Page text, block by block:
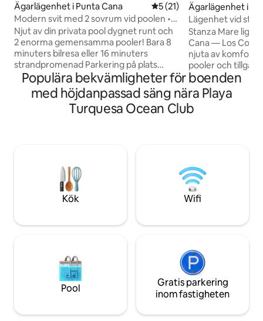
Ägarlägenhet i Punta Cana 5 av 5 i genomsnittligt
5 (21)
Modern svit med 2 sovrum vid poolen •
Nära strand och golf
Njut av din privata pool dygnet runt och
2 enorma gemensamma pooler! Bara 8
minuters bilresa eller 16 minuters
strandpromenad Parkering på plats
Snabbt Starlink-wifi, perfekt för att
arbeta hemifrån Enorm smart-TV redo
för mysiga filmkvällar!
Gourmetkaffestation redo AC i samtliga
av helt eller arbeta smidigt på distans –
vår noggrant utformade tillflyktsort
garanterar en oförglömlig semester!
Valfri biluthyrning erbjuds.
Ägarlägenhet i
Playa
Lägenhet vid
Toppområde •
Stanza Mare
Cana — Los
njuta av komfort
pooler och
exklusivt privat
boende.
bevakad dygnet
restauranger,
upplevelser
boendet.
Populära bekvämligheter för boenden
med höjdanpassad säng nära Playa
Turquesa Ocean Club
Kök Wifi
Pool
Gratis parkering
inom fastigheten